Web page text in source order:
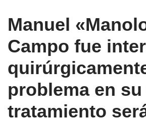
Manuel
Campo fue
problema en su
tratamiento